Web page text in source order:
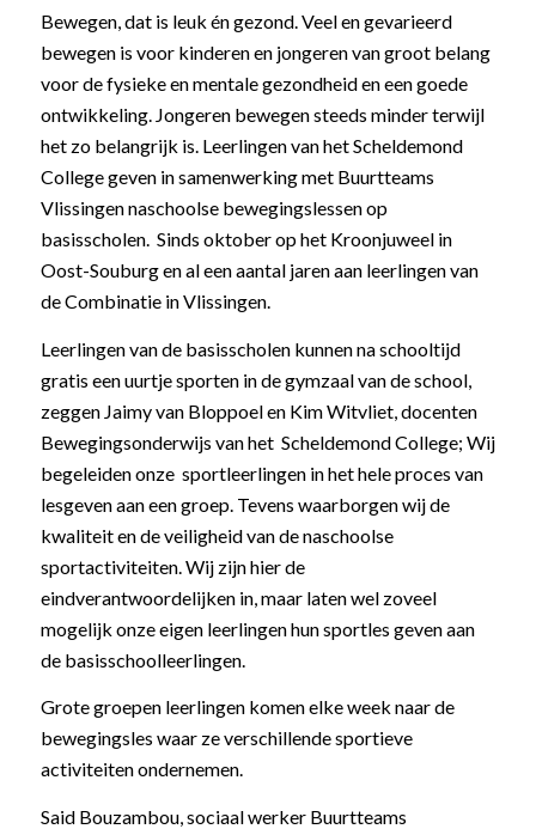
Bewegen, dat is leuk én gezond. Veel en gevarieerd
bewegen is voor kinderen en jongeren van groot belang
voor de fysieke en mentale gezondheid en een goede
ontwikkeling. Jongeren bewegen steeds minder terwijl
het zo belangrijk is. Leerlingen van het Scheldemond
College geven in samenwerking met Buurtteams
Vlissingen naschoolse bewegingslessen op
basisscholen. Sinds oktober op het Kroonjuweel in
Oost-Souburg en al een aantal jaren aan leerlingen van
de Combinatie in Vlissingen.
Leerlingen van de basisscholen kunnen na schooltijd
gratis een uurtje sporten in de gymzaal van de school,
zeggen Jaimy van Bloppoel en Kim Witvliet, docenten
Bewegingsonderwijs van het Scheldemond College; Wij
begeleiden onze sportleerlingen in het hele proces van
lesgeven aan een groep. Tevens waarborgen wij de
kwaliteit en de veiligheid van de naschoolse
sportactiviteiten. Wij zijn hier de
eindverantwoordelijken in, maar laten wel zoveel
mogelijk onze eigen leerlingen hun sportles geven aan
de basisschoolleerlingen.
Grote groepen leerlingen komen elke week naar de
bewegingsles waar ze verschillende sportieve
activiteiten ondernemen.
Said Bouzambou, sociaal werker Buurtteams